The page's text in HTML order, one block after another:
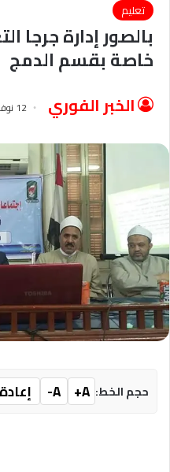
تعليم
بالصور إدارة جرجا
خاصة بقسم الدمج
الخبر الفوري 12 نوفمبر، 2019
حجم الخط: A+
A-